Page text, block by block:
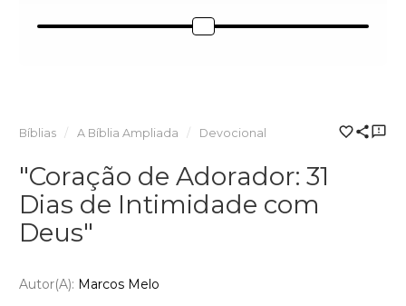
Bíblias A Bíblia Ampliada Devocional
"Coração de Adorador: 31
Dias de Intimidade com
Deus"
Autor(a): Marcos Melo